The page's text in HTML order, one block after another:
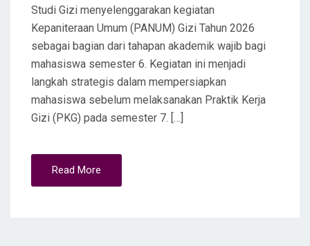
Studi Gizi menyelenggarakan kegiatan
Kepaniteraan Umum (PANUM) Gizi Tahun 2026
sebagai bagian dari tahapan akademik wajib bagi
mahasiswa semester 6. Kegiatan ini menjadi
langkah strategis dalam mempersiapkan
mahasiswa sebelum melaksanakan Praktik Kerja
Gizi (PKG) pada semester 7. […]
Read More